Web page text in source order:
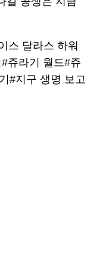
스 달라스 하워
#쥬라기 월드#쥬
#지구 생명 보고